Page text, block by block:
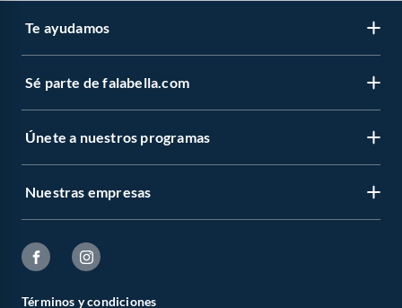
Te ayudamos
Sé parte de falabella.com
Únete a nuestros programas
Nuestras empresas
Términos y condiciones